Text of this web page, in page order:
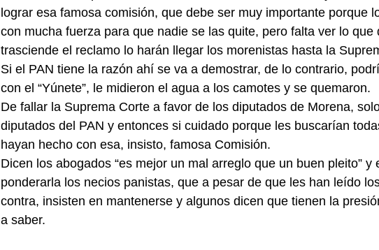
lograr esa famosa comisión, que debe ser muy importante porque
con mucha fuerza para que nadie se las quite, pero falta ver lo que
trasciende el reclamo lo harán llegar los morenistas hasta la
Si el PAN tiene la razón ahí se va a demostrar, de lo contrario,
con el “Yúnete”, le midieron el agua a los camotes y se quemaron.
De fallar la Suprema Corte a favor de los diputados de Morena,
diputados del PAN y entonces si cuidado porque les buscarían
hayan hecho con esa, insisto, famosa Comisión.
Dicen los abogados “es mejor un mal arreglo que un buen pleito” y
ponderarla los necios panistas, que a pesar de que les han leído
contra, insisten en mantenerse y algunos dicen que tienen la
a saber.